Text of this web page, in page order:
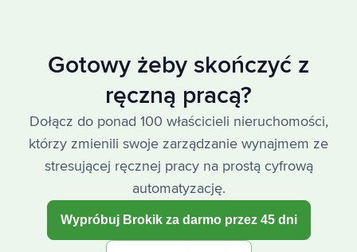
Gotowy żeby skończyć z
ręczną pracą?
Dołącz do ponad 100 właścicieli nieruchomości,
którzy zmienili swoje zarządzanie wynajmem ze
stresującej ręcznej pracy na prostą cyfrową
automatyzację.
Wypróbuj Brokik za darmo przez 45 dni